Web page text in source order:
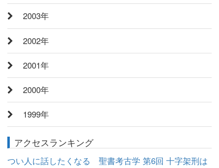
2003年
2002年
2001年
2000年
1999年
アクセスランキング
つい人に話したくなる 聖書考古学 第6回 十字架刑は